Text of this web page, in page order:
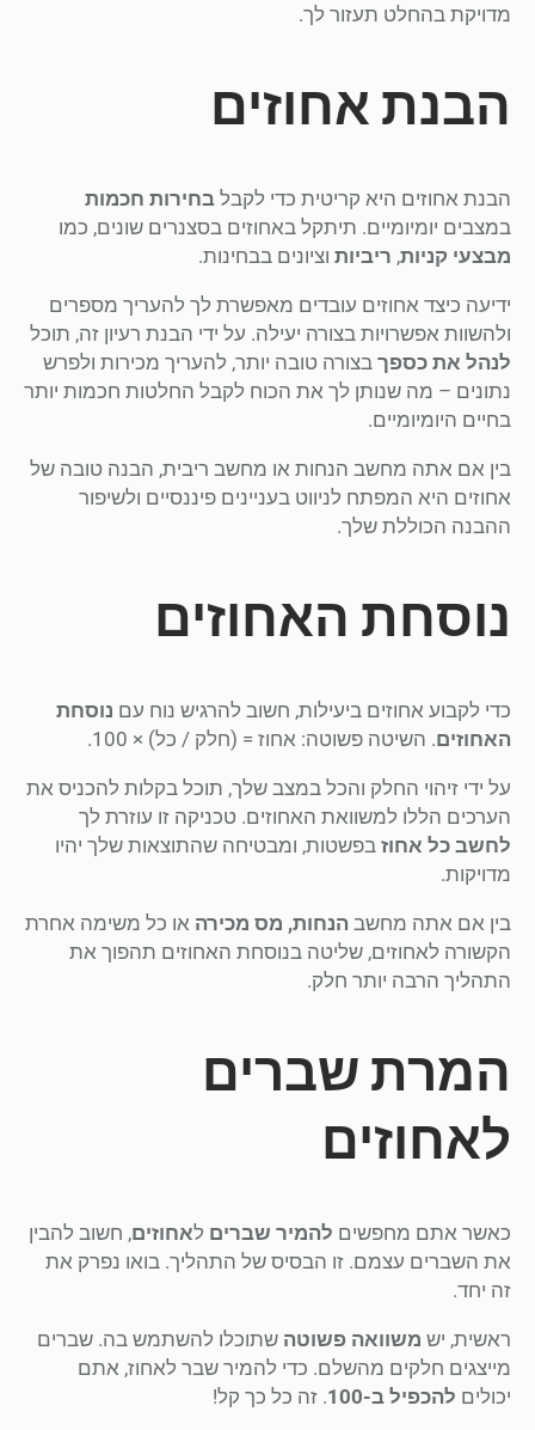
מדויקת בהחלט תעזור לך.
הבנת אחוזים
הבנת אחוזים היא קריטית כדי לקבל בחירות חכמות
במצבים יומיומיים. תיתקל באחוזים בסצנרים שונים, כמו
מבצעי קניות, ריביות וציונים בבחינות.
ידיעה כיצד אחוזים עובדים מאפשרת לך להעריך מספרים
ולהשוות אפשרויות בצורה יעילה. על ידי הבנת רעיון זה, תוכל
לנהל את כספך בצורה טובה יותר, להעריך מכירות ולפרש
נתונים – מה שנותן לך את הכוח לקבל החלטות חכמות יותר
בחיים היומיומיים.
בין אם אתה מחשב הנחות או מחשב ריבית, הבנה טובה של
אחוזים היא המפתח לניווט בעניינים פיננסיים ולשיפור
ההבנה הכוללת שלך.
נוסחת האחוזים
כדי לקבוע אחוזים ביעילות, חשוב להרגיש נוח עם נוסחת
האחוזים. השיטה פשוטה: אחוז = (חלק / כל) × 100.
על ידי זיהוי החלק והכל במצב שלך, תוכל בקלות להכניס את
הערכים הללו למשוואת האחוזים. טכניקה זו עוזרת לך
לחשב כל אחוז בפשטות, ומבטיחה שהתוצאות שלך יהיו
מדויקות.
בין אם אתה מחשב הנחות, מס מכירה או כל משימה אחרת
הקשורה לאחוזים, שליטה בנוסחת האחוזים תהפוך את
התהליך הרבה יותר חלק.
המרת שברים
לאחוזים
כאשר אתם מחפשים להמיר שברים לאחוזים, חשוב להבין
את השברים עצמם. זו הבסיס של התהליך. בואו נפרק את
זה יחד.
ראשית, יש משוואה פשוטה שתוכלו להשתמש בה. שברים
מייצגים חלקים מהשלם. כדי להמיר שבר לאחוז, אתם
יכולים להכפיל ב-100 . זה כל כך קל!